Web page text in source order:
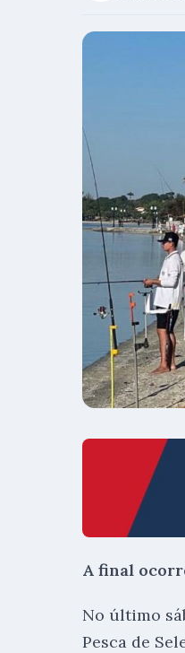
A final
No último
Pesca de